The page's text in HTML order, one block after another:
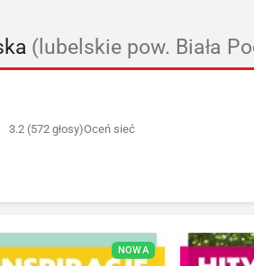
(lubelskie pow. Biała
3.2 (572 głosy)Oceń sieć
NOWA